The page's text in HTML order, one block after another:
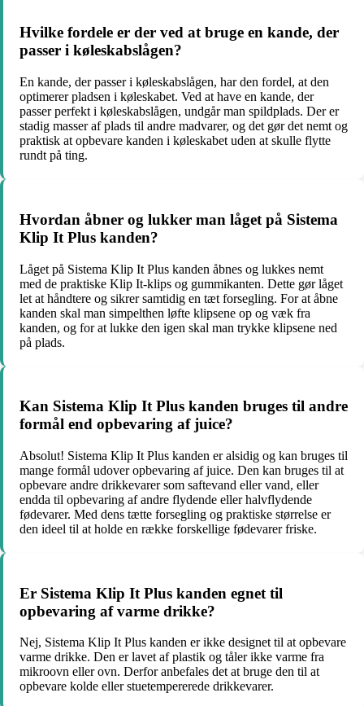
Hvilke fordele er der ved at bruge en kande, der
passer i køleskabslågen?
En kande, der passer i køleskabslågen, har den fordel, at den
optimerer pladsen i køleskabet. Ved at have en kande, der
passer perfekt i køleskabslågen, undgår man spildplads. Der er
stadig masser af plads til andre madvarer, og det gør det nemt og
praktisk at opbevare kanden i køleskabet uden at skulle flytte
rundt på ting.
Hvordan åbner og lukker man låget på Sistema
Klip It Plus kanden?
Låget på Sistema Klip It Plus kanden åbnes og lukkes nemt
med de praktiske Klip It-klips og gummikanten. Dette gør låget
let at håndtere og sikrer samtidig en tæt forsegling. For at åbne
kanden skal man simpelthen løfte klipsene op og væk fra
kanden, og for at lukke den igen skal man trykke klipsene ned
på plads.
Kan Sistema Klip It Plus kanden bruges til andre
formål end opbevaring af juice?
Absolut! Sistema Klip It Plus kanden er alsidig og kan bruges til
mange formål udover opbevaring af juice. Den kan bruges til at
opbevare andre drikkevarer som saftevand eller vand, eller
endda til opbevaring af andre flydende eller halvflydende
fødevarer. Med dens tætte forsegling og praktiske størrelse er
den ideel til at holde en række forskellige fødevarer friske.
Er Sistema Klip It Plus kanden egnet til
opbevaring af varme drikke?
Nej, Sistema Klip It Plus kanden er ikke designet til at opbevare
varme drikke. Den er lavet af plastik og tåler ikke varme fra
mikroovn eller ovn. Derfor anbefales det at bruge den til at
opbevare kolde eller stuetempererede drikkevarer.